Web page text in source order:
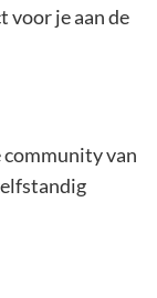
voor je aan de
community van